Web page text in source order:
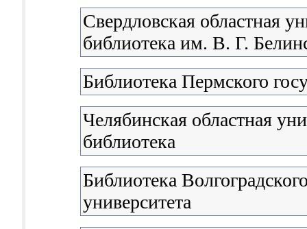
Свердловская областная
библиотека им. В. Г.
Библиотека Пермского
Челябинская областная
библиотека
Библиотека
университета